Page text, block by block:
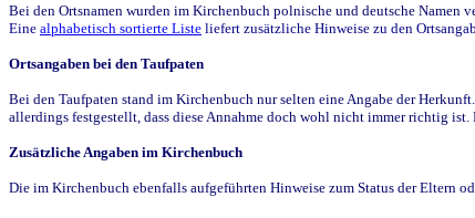
Bei den Ortsnamen wurden im Kirchenbuch polnische und deutsche Namen
Eine alphabetisch sortierte Liste liefert zusätzliche Hinweise zu den
Ortsangaben bei den Taufpaten
Bei den Taufpaten stand im Kirchenbuch nur selten eine Angabe der
allerdings festgestellt, dass diese Annahme doch wohl nicht immer richtig
Zusätzliche Angaben im Kirchenbuch
Die im Kirchenbuch ebenfalls aufgeführten Hinweise zum Status der Eltern